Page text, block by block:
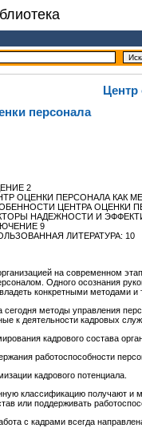
Центр
персонала
2
ОЦЕНКИ ПЕРСОНАЛА КАК
ЦЕНТРА ОЦЕНКИ
НАДЕЖНОСТИ И
9
ЛИТЕРАТУРА: 10
на современном
Одного осознания
конкретными методами и
сегодня методы управления
к деятельности кадровых
кадрового состава
работоспособности
кадрового потенциала.
классификацию получают и
или поддерживать
с кадрами всегда